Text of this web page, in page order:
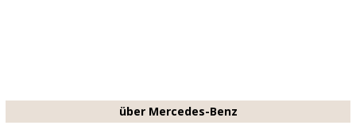
über Mercedes-Benz